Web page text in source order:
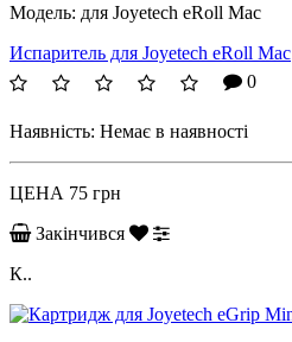
Модель: для Joyetech eRoll Mac
Испаритель для Joyetech eRoll Mac
0
Наявність: Немає в наявності
ЦЕНА 75 грн
Закінчився
К..